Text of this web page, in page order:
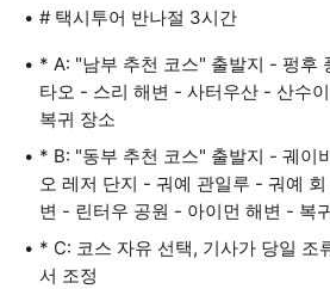
# 택시투어 반나절 3시간
* A: "남부 추천 코스" 출발지 - 펑후
타오 - 스리 해변 - 사터우산 - 산수
복귀 장소
* B: "동부 추천 코스" 출발지 - 궤이
오 레저 단지 - 궈예 관일루 - 궈예
변 - 린터우 공원 - 아이먼 해변 - 복
* C: 코스 자유 선택, 기사가 당일 조
서 조정